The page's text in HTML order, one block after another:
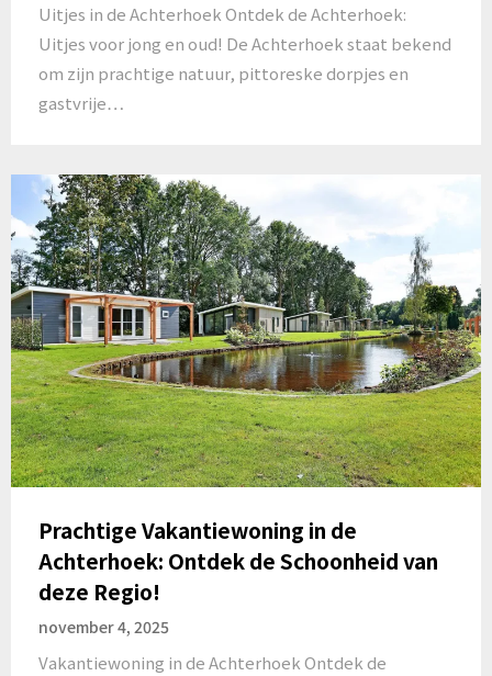
Uitjes in de Achterhoek Ontdek de Achterhoek:
Uitjes voor jong en oud! De Achterhoek staat bekend
om zijn prachtige natuur, pittoreske dorpjes en
gastvrije…
Prachtige Vakantiewoning in de
Achterhoek: Ontdek de Schoonheid van
deze Regio!
november 4, 2025
Vakantiewoning in de Achterhoek Ontdek de